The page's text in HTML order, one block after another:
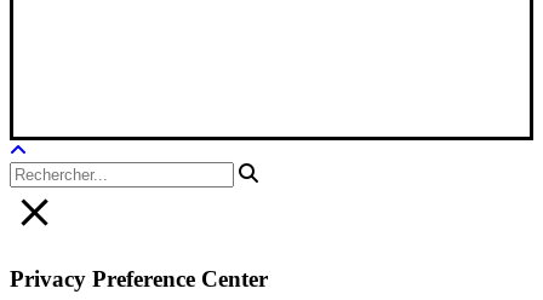
Privacy Preference Center